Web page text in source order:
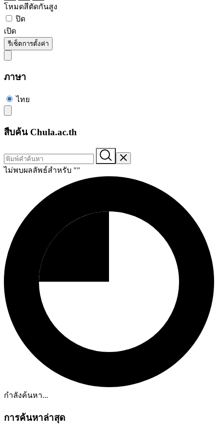
โหมดสีตัดกันสูง
ปิด
เปิด
รีเซ็ตการตั้งค่า
ภาษา
ไทย
สืบค้น Chula.ac.th
ไม่พบผลลัพธ์สำหรับ ""
กำลังค้นหา...
การค้นหาล่าสุด